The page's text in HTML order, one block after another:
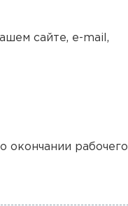
сайте, e-mail,
окончании рабочего